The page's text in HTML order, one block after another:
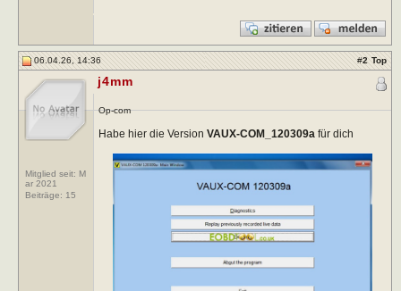
06.04.26, 14:36 #2 Top
Mitglied seit: M
ar 2021
Beiträge: 15
j4mm
Op-com
Habe hier die Version VAUX-COM_120309a für dich